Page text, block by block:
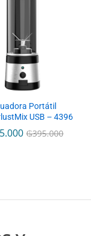
Portátil
USB – 4396
₲395.000